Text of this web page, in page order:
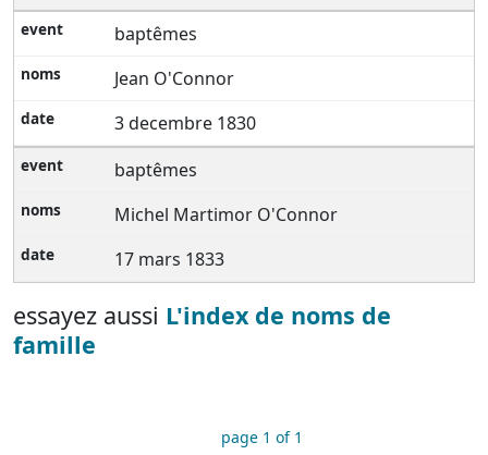
baptêmes
Jean O'Connor
3 decembre 1830
baptêmes
Michel Martimor O'Connor
17 mars 1833
essayez aussi L'index de noms de
famille
page 1 of 1